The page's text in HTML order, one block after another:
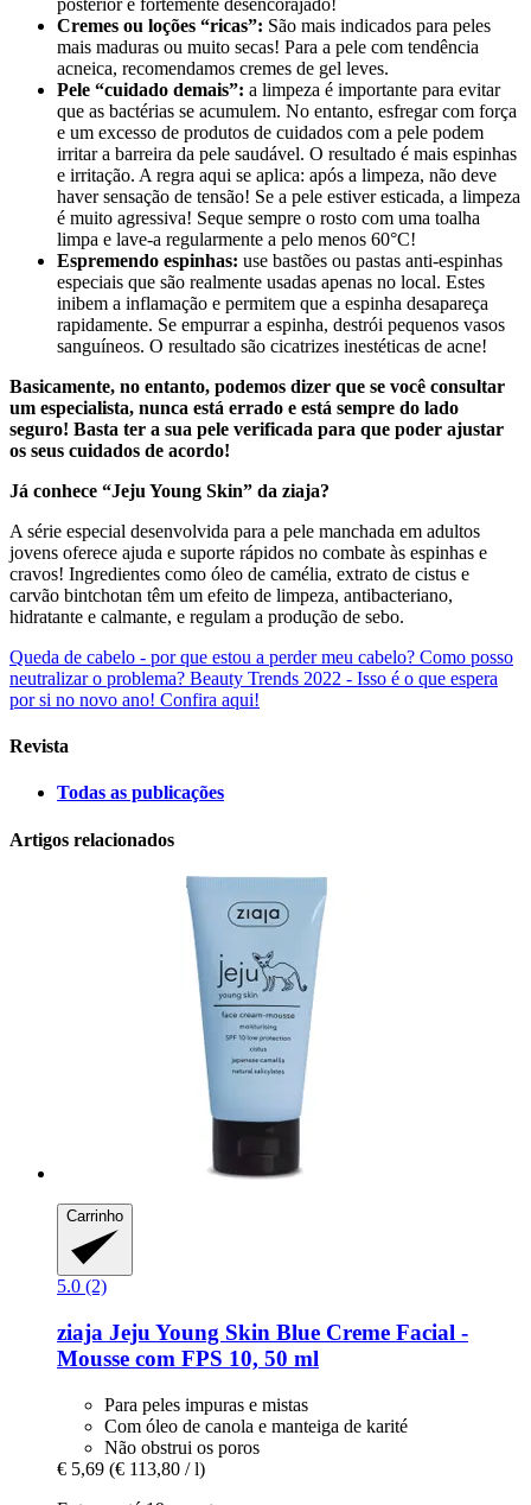
Cremes ou loções “ricas”: São mais indicados para peles
mais maduras ou muito secas! Para a pele com tendência
acneica, recomendamos cremes de gel leves.
Pele “cuidado demais”: a limpeza é importante para evitar
que as bactérias se acumulem. No entanto, esfregar com força
e um excesso de produtos de cuidados com a pele podem
irritar a barreira da pele saudável. O resultado é mais espinhas
e irritação. A regra aqui se aplica: após a limpeza, não deve
haver sensação de tensão! Se a pele estiver esticada, a limpeza
é muito agressiva! Seque sempre o rosto com uma toalha
limpa e lave-a regularmente a pelo menos 60°C!
Espremendo espinhas: use bastões ou pastas anti-espinhas
especiais que são realmente usadas apenas no local. Estes
inibem a inflamação e permitem que a espinha desapareça
rapidamente. Se empurrar a espinha, destrói pequenos vasos
sanguíneos. O resultado são cicatrizes inestéticas de acne!
Basicamente, no entanto, podemos dizer que se você consultar
um especialista, nunca está errado e está sempre do lado
seguro! Basta ter a sua pele verificada para que poder ajustar
os seus cuidados de acordo!
Já conhece “Jeju Young Skin” da ziaja?
A série especial desenvolvida para a pele manchada em adultos
jovens oferece ajuda e suporte rápidos no combate às espinhas e
cravos! Ingredientes como óleo de camélia, extrato de cistus e
carvão bintchotan têm um efeito de limpeza, antibacteriano,
hidratante e calmante, e regulam a produção de sebo.
Queda de cabelo - por que estou a perder meu cabelo? Como posso
neutralizar o problema? Beauty Trends 2022 - Isso é o que espera
por si no novo ano! Confira aqui!
Revista
Todas as publicações
Artigos relacionados
Carrinho
5.0 (2)
ziaja Jeju Young Skin Blue Creme Facial -​
Mousse com FPS 10, 50 ml
Para peles impuras e mistas
Com óleo de canola e manteiga de karité
Não obstrui os poros
€ 5,69 (€ 113,80 / l)